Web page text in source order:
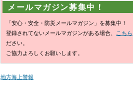
メールマガジン募集中！
「安心・安全・防災メールマガジン」を募集中！
登録されてないメールマガジンがある場合、
こちら
ださい。
ご協力よろしくお願いします。
地方海上警報